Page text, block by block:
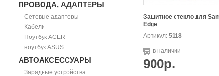
ПРОВОДА, АДАПТЕРЫ
Сетевые адаптеры
Кабели
Ноутбук ACER
ноутбук ASUS
АВТОАКСЕССУАРЫ
Зарядные устройства
Защитное стекло для
Edge
Артикул: 5118
в наличии
900р.